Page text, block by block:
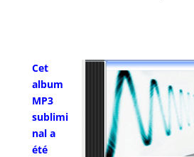
Cet
album
MP3
sublimi
nal a
été